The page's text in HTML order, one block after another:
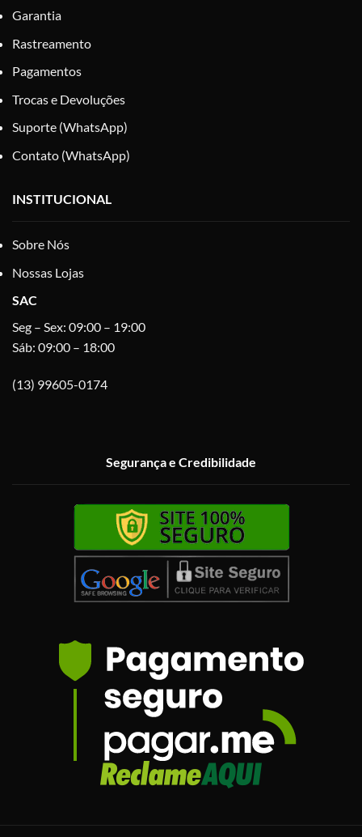
Garantia
Rastreamento
Pagamentos
Trocas e Devoluções
Suporte (WhatsApp)
Contato (WhatsApp)
INSTITUCIONAL
Sobre Nós
Nossas Lojas
SAC
Seg – Sex: 09:00 – 19:00
Sáb: 09:00 – 18:00
(13) 99605-0174
Segurança e Credibilidade